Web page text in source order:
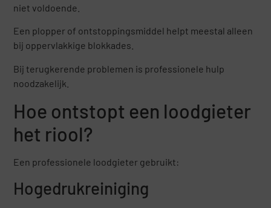
niet voldoende.
Een plopper of ontstoppingsmiddel helpt meestal alleen
bij oppervlakkige blokkades.
Bij terugkerende problemen is professionele hulp
noodzakelijk.
Hoe ontstopt een loodgieter
het riool?
Een professionele loodgieter gebruikt:
Hogedrukreiniging